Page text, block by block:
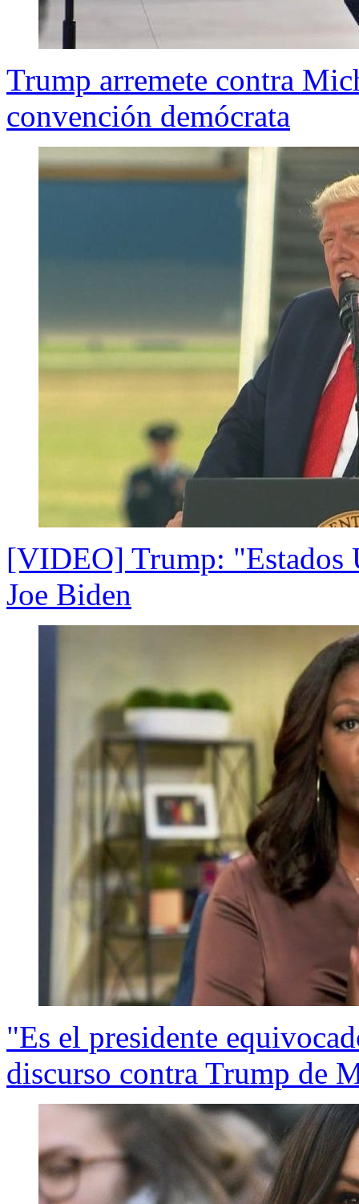
Trump arremete contra
convención demócrata
[VIDEO] Trump: "Estados
Joe Biden
"Es el presidente
discurso contra Trump de